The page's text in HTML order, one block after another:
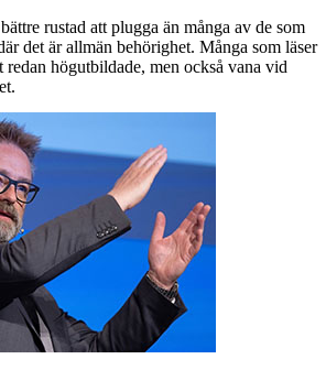
rustad att plugga än många av de som
det är allmän behörighet. Många som läser
redan högutbildade, men också vana vid